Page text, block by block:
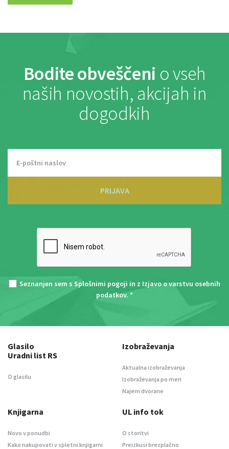
Bodite obveščeni o vseh
naših novostih, akcijah in
dogodkih
PRIJAVA
Seznanjen sem s Splošnimi pogoji in z Izjavo o varstvu osebnih
podatkov. *
Glasilo
Uradni list RS
O glasilu
Izobraževanja
Aktualna izobraževanja
Izobraževanja po meri
Najem dvorane
Knjigarna
Novo v ponudbi
Kako nakupovati v spletni knjigarni
UL info tok
O storitvi
Preizkusi brezplačno